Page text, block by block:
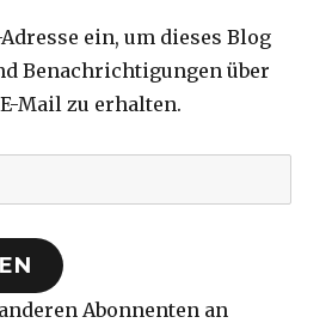
ein, um dieses Blog
Benachrichtigungen über
Mail zu erhalten.
Abonnenten an